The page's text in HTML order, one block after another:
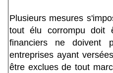
Plusieurs mesures
tout élu corrompu doit
financiers ne doivent
entreprises ayant
être exclues de tout